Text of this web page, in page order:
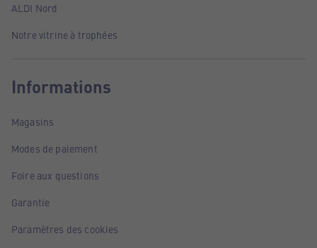
ALDI Nord
Notre vitrine à trophées
Informations
Magasins
Modes de paiement
Foire aux questions
Garantie
Paramètres des cookies